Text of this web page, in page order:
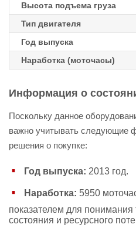
Высота подъема груза
Тип двигателя
Год выпуска
Наработка (моточасы)
Информация о
Поскольку данное
важно учитывать следующие
решения о покупке:
Год выпуска: 2013 год.
Наработка: 5950
показателем для понимания
состояния и ресурсного